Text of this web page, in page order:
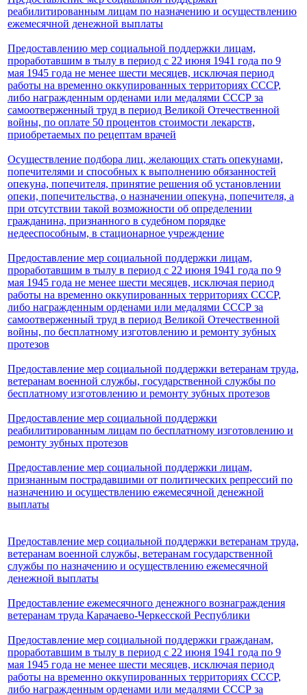
реабилитированным лицам по назначению и осуществлению
ежемесячной денежной выплаты
Предоставлению мер социальной поддержки лицам,
проработавшим в тылу в период с 22 июня 1941 года по 9
мая 1945 года не менее шести месяцев, исключая период
работы на временно оккупированных территориях СССР,
либо награжденным орденами или медалями СССР за
самоотверженный труд в период Великой Отечественной
войны, по оплате 50 процентов стоимости лекарств,
приобретаемых по рецептам врачей
Осуществление подбора лиц, желающих стать опекунами,
попечителями и способных к выполнению обязанностей
опекуна, попечителя, принятие решения об установлении
опеки, попечительства, о назначении опекуна, попечителя, а
при отсутствии такой возможности об определении
гражданина, признанного в судебном порядке
недееспособным, в стационарное учреждение
Предоставление мер социальной поддержки лицам,
проработавшим в тылу в период с 22 июня 1941 года по 9
мая 1945 года не менее шести месяцев, исключая период
работы на временно оккупированных территориях СССР,
либо награжденным орденами или медалями СССР за
самоотверженный труд в период Великой Отечественной
войны, по бесплатному изготовлению и ремонту зубных
протезов
Предоставление мер социальной поддержки ветеранам труда,
ветеранам военной службы, государственной службы по
бесплатному изготовлению и ремонту зубных протезов
Предоставление мер социальной поддержки
реабилитированным лицам по бесплатному изготовлению и
ремонту зубных протезов
Предоставление мер социальной поддержки лицам,
признанным пострадавшими от политических репрессий по
назначению и осуществлению ежемесячной денежной
выплаты
Предоставление мер социальной поддержки ветеранам труда,
ветеранам военной службы, ветеранам государственной
службы по назначению и осуществлению ежемесячной
денежной выплаты
Предоставление ежемесячного денежного вознаграждения
ветеранам труда Карачаево-Черкесской Республики
Предоставление мер социальной поддержки гражданам,
проработавшим в тылу в период с 22 июня 1941 года по 9
мая 1945 года не менее шести месяцев, исключая период
работы на временно оккупированных территориях СССР,
либо награжденным орденами или медалями СССР за